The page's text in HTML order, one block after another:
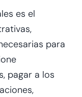
es el
para
pagar a los